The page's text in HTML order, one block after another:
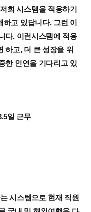
희 시스템을 적응하기
하고 있답니다. 그런 이
다. 이런시스템에 적응
하고, 더 큰 성장을 위
한 인연을 기다리고 있
일 근무
시스템으로 현재 직원